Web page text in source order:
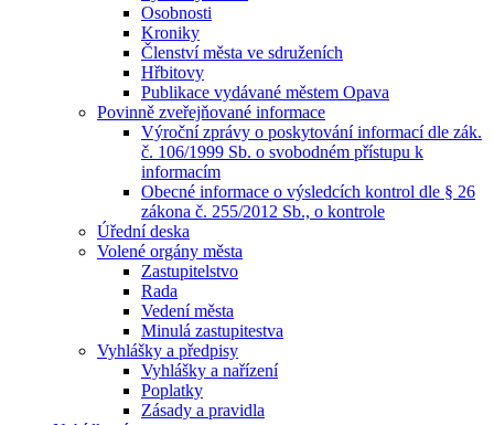
Osobnosti
Kroniky
Členství města ve sdruženích
Hřbitovy
Publikace vydávané městem Opava
Povinně zveřejňované informace
Výroční zprávy o poskytování informací dle zák.
č. 106/1999 Sb. o svobodném přístupu k
informacím
Obecné informace o výsledcích kontrol dle § 26
zákona č. 255/2012 Sb., o kontrole
Úřední deska
Volené orgány města
Zastupitelstvo
Rada
Vedení města
Minulá zastupitestva
Vyhlášky a předpisy
Vyhlášky a nařízení
Poplatky
Zásady a pravidla